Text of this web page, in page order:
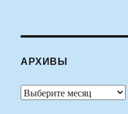
АРХИВЫ
Архивы